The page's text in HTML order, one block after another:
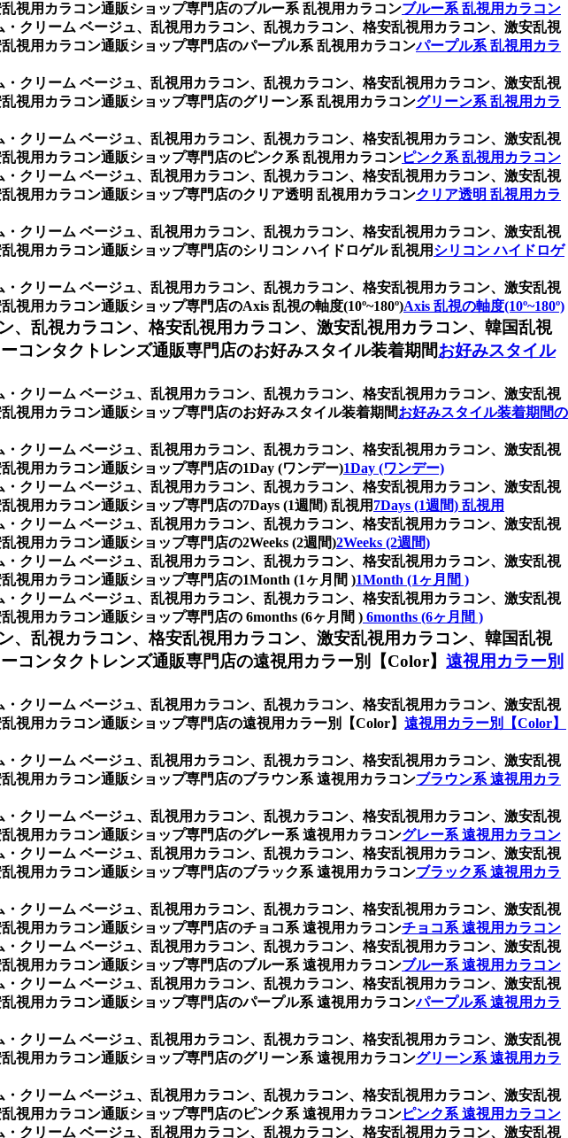
視用カラコン通販ショップ専門店のブルー系 乱視用カラコンブルー系 乱視用カラコン
・クリーム ベージュ、乱視用カラコン、乱視カラコン、格安乱視用カラコン、激安乱視
視用カラコン通販ショップ専門店のパープル系 乱視用カラコンパープル系 乱視用カラ
・クリーム ベージュ、乱視用カラコン、乱視カラコン、格安乱視用カラコン、激安乱視
視用カラコン通販ショップ専門店のグリーン系 乱視用カラコングリーン系 乱視用カラ
・クリーム ベージュ、乱視用カラコン、乱視カラコン、格安乱視用カラコン、激安乱視
視用カラコン通販ショップ専門店のピンク系 乱視用カラコンピンク系 乱視用カラコン
・クリーム ベージュ、乱視用カラコン、乱視カラコン、格安乱視用カラコン、激安乱視
視用カラコン通販ショップ専門店のクリア透明 乱視用カラコンクリア透明 乱視用カラ
・クリーム ベージュ、乱視用カラコン、乱視カラコン、格安乱視用カラコン、激安乱視
視用カラコン通販ショップ専門店のシリコン ハイドロゲル 乱視用 シリコン ハイドロゲ
・クリーム ベージュ、乱視用カラコン、乱視カラコン、格安乱視用カラコン、激安乱視
用カラコン通販ショップ専門店のAxis 乱視の軸度(10º~180º)Axis 乱視の軸度(10º~180º)
、乱視カラコン、格安乱視用カラコン、激安乱視用カラコン、韓国乱視
コンタクトレンズ通販専門店のお好みスタイル装着期間お好みスタイル
・クリーム ベージュ、乱視用カラコン、乱視カラコン、格安乱視用カラコン、激安乱視
視用カラコン通販ショップ専門店のお好みスタイル装着期間お好みスタイル装着期間の
・クリーム ベージュ、乱視用カラコン、乱視カラコン、格安乱視用カラコン、激安乱視
視用カラコン通販ショップ専門店の1Day (ワンデー)1Day (ワンデー)
・クリーム ベージュ、乱視用カラコン、乱視カラコン、格安乱視用カラコン、激安乱視
視用カラコン通販ショップ専門店の7Days (1週間) 乱視用 7Days (1週間) 乱視用
・クリーム ベージュ、乱視用カラコン、乱視カラコン、格安乱視用カラコン、激安乱視
視用カラコン通販ショップ専門店の2Weeks (2週間)2Weeks (2週間)
・クリーム ベージュ、乱視用カラコン、乱視カラコン、格安乱視用カラコン、激安乱視
視用カラコン通販ショップ専門店の1Month (1ヶ月間 )1Month (1ヶ月間 )
・クリーム ベージュ、乱視用カラコン、乱視カラコン、格安乱視用カラコン、激安乱視
視用カラコン通販ショップ専門店の 6months (6ヶ月間 ) 6months (6ヶ月間 )
、乱視カラコン、格安乱視用カラコン、激安乱視用カラコン、韓国乱視
コンタクトレンズ通販専門店の遠視用カラー別【Color】 遠視用カラー別
・クリーム ベージュ、乱視用カラコン、乱視カラコン、格安乱視用カラコン、激安乱視
視用カラコン通販ショップ専門店の遠視用カラー別【Color】 遠視用カラー別【Color】
・クリーム ベージュ、乱視用カラコン、乱視カラコン、格安乱視用カラコン、激安乱視
視用カラコン通販ショップ専門店のブラウン系 遠視用カラコンブラウン系 遠視用カラ
・クリーム ベージュ、乱視用カラコン、乱視カラコン、格安乱視用カラコン、激安乱視
視用カラコン通販ショップ専門店のグレー系 遠視用カラコングレー系 遠視用カラコン
・クリーム ベージュ、乱視用カラコン、乱視カラコン、格安乱視用カラコン、激安乱視
視用カラコン通販ショップ専門店のブラック系 遠視用カラコンブラック系 遠視用カラ
・クリーム ベージュ、乱視用カラコン、乱視カラコン、格安乱視用カラコン、激安乱視
視用カラコン通販ショップ専門店のチョコ系 遠視用カラコンチョコ系 遠視用カラコン
・クリーム ベージュ、乱視用カラコン、乱視カラコン、格安乱視用カラコン、激安乱視
視用カラコン通販ショップ専門店のブルー系 遠視用カラコンブルー系 遠視用カラコン
・クリーム ベージュ、乱視用カラコン、乱視カラコン、格安乱視用カラコン、激安乱視
視用カラコン通販ショップ専門店のパープル系 遠視用カラコンパープル系 遠視用カラ
・クリーム ベージュ、乱視用カラコン、乱視カラコン、格安乱視用カラコン、激安乱視
視用カラコン通販ショップ専門店のグリーン系 遠視用カラコングリーン系 遠視用カラ
・クリーム ベージュ、乱視用カラコン、乱視カラコン、格安乱視用カラコン、激安乱視
視用カラコン通販ショップ専門店のピンク系 遠視用カラコンピンク系 遠視用カラコン
・クリーム ベージュ、乱視用カラコン、乱視カラコン、格安乱視用カラコン、激安乱視